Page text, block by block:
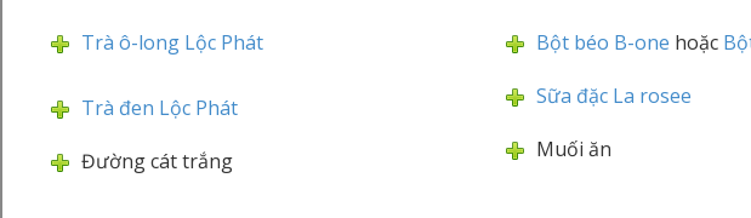
Trà ô-long Lộc Phát
Trà đen Lộc Phát
Đường cát trắng
Bột béo B-one hoặc
Sữa đặc La rosee
Muối ăn